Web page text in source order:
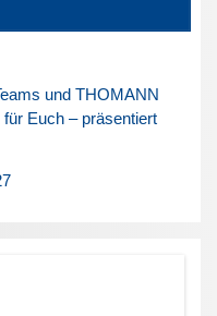
und THOMANN
Euch – präsentiert